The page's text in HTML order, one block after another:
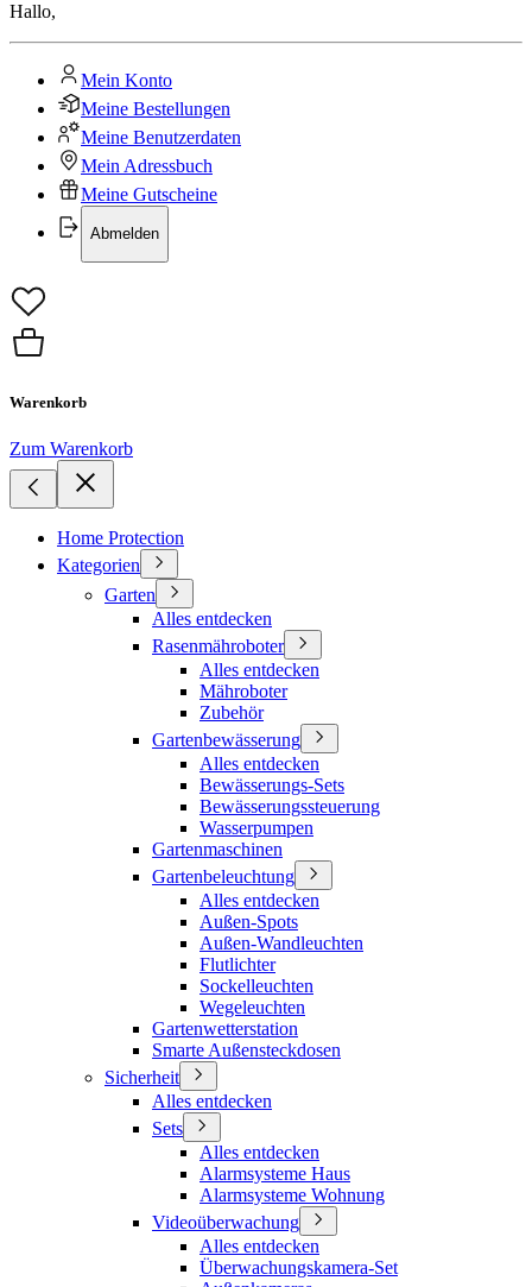
Hallo,
Mein Konto
Meine Bestellungen
Meine Benutzerdaten
Mein Adressbuch
Meine Gutscheine
Abmelden
Warenkorb
Zum Warenkorb
Home Protection
Kategorien
Garten
Alles entdecken
Rasenmähroboter
Alles entdecken
Mähroboter
Zubehör
Gartenbewässerung
Alles entdecken
Bewässerungs-Sets
Bewässerungssteuerung
Wasserpumpen
Gartenmaschinen
Gartenbeleuchtung
Alles entdecken
Außen-Spots
Außen-Wandleuchten
Flutlichter
Sockelleuchten
Wegeleuchten
Gartenwetterstation
Smarte Außensteckdosen
Sicherheit
Alles entdecken
Sets
Alles entdecken
Alarmsysteme Haus
Alarmsysteme Wohnung
Videoüberwachung
Alles entdecken
Überwachungskamera-Set